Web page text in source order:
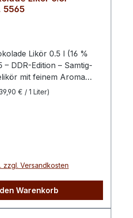
5565
Likör 0.5 l (16 %
– DDR-Edition – Samtig-
mit feinem Aroma
Cremig, vollmundig
die feinen Aromen
mit einer milden
die ausgewogene Süße
€ / 1 Liter)
zzgl. Versandkosten
Warenkorb